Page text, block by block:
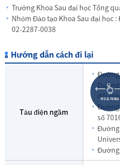
Trưởng Khoa Sau đại học Tổng
Nhóm Đào tạo Khoa Sau đại học
02-2287-0038
Hướng dẫn cách đi lại
Tàu điện ngầm
Đường
Đường
đối
Đường
số
Đường
Đường